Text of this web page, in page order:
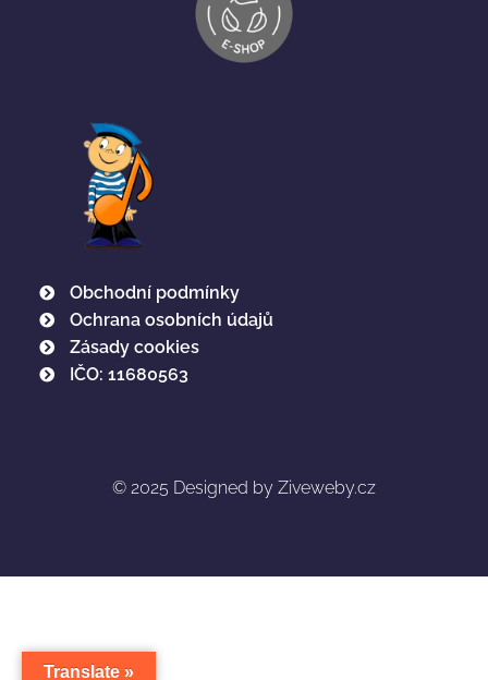
Obchodní podmínky
Ochrana osobních údajů
Zásady cookies
IČO: 11680563
© 2025 Designed by Ziveweby.cz
Translate »